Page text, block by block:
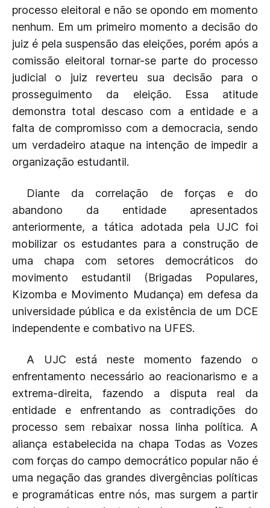
processo eleitoral e não se opondo em momento
nenhum. Em um primeiro momento a decisão do
juiz é pela suspensão das eleições, porém após a
comissão eleitoral tornar-se parte do processo
judicial o juiz reverteu sua decisão para o
prosseguimento da eleição. Essa atitude
demonstra total descaso com a entidade e a
falta de compromisso com a democracia, sendo
um verdadeiro ataque na intenção de impedir a
organização estudantil.
Diante da correlação de forças e do
abandono da entidade apresentados
anteriormente, a tática adotada pela UJC foi
mobilizar os estudantes para a construção de
uma chapa com setores democráticos do
movimento estudantil (Brigadas Populares,
Kizomba e Movimento Mudança) em defesa da
universidade pública e da existência de um DCE
independente e combativo na UFES.
A UJC está neste momento fazendo o
enfrentamento necessário ao reacionarismo e a
extrema-direita, fazendo a disputa real da
entidade e enfrentando as contradições do
processo sem rebaixar nossa linha política. A
aliança estabelecida na chapa Todas as Vozes
com forças do campo democrático popular não é
uma negação das grandes divergências políticas
e programáticas entre nós, mas surgem a partir